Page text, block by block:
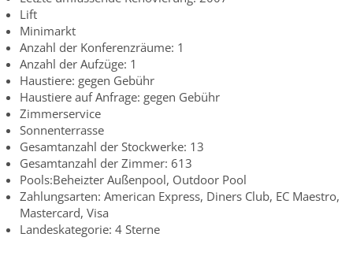
Lift
Minimarkt
Anzahl der Konferenzräume: 1
Anzahl der Aufzüge: 1
Haustiere: gegen Gebühr
Haustiere auf Anfrage: gegen Gebühr
Zimmerservice
Sonnenterrasse
Gesamtanzahl der Stockwerke: 13
Gesamtanzahl der Zimmer: 613
Pools:Beheizter Außenpool, Outdoor Pool
Zahlungsarten: American Express, Diners Club, EC Maestro,
Mastercard, Visa
Landeskategorie: 4 Sterne